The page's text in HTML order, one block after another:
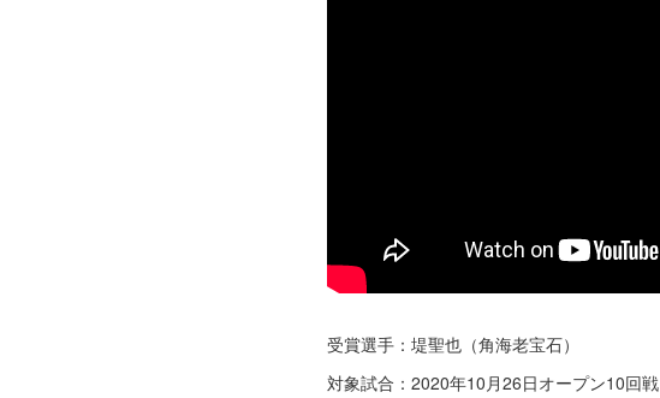
受賞選手：堤聖也（角海老宝石）
対象試合：2020年10月26日オープン10回戦